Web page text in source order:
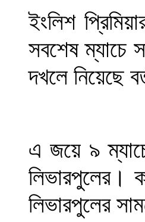
ইংলিশ
সবশেষ ম্যাচে
দখলে নিয়েছে
এ জয়ে ৯
লিভারপুলের।
লিভারপুলের